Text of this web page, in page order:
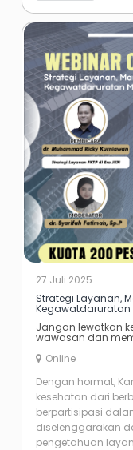
27 Juli 2025
Strategi Layanan,
Kegawatdaruratan
Jangan lewatkan
wawasan dan
Online
Dengan hormat,
kesehatan dari
berpartisipasi
diselenggarakan
pengetahuan